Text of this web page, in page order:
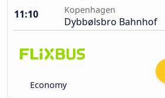
11:10
Kopenhagen
Dybbølsbro Bahnhof
Economy